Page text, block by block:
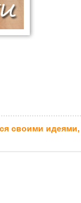
своими идеями,